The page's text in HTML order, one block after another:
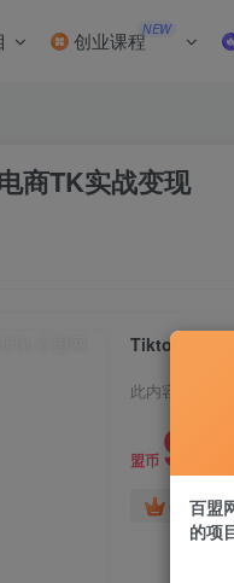
创业课程NEW
商TK实战变现
Tiktok出海淘
此内容为付费
盟币 9.9
年卡会员
百盟
的项